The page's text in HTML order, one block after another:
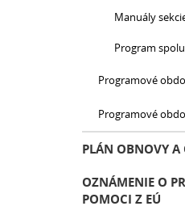
Manuály
Program
Programové
Programové
PLÁN OBNOVY A
OZNÁMENIE O
POMOCI Z EÚ